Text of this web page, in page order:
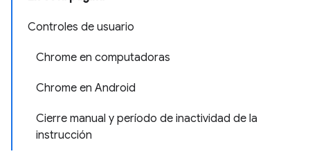
Controles de usuario
Chrome en computadoras
Chrome en Android
Cierre manual y período de inactividad de la
instrucción